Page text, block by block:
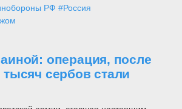
РФ #Россия
операция, после
тысяч сербов стали